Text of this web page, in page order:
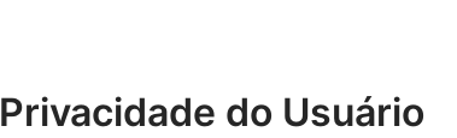
Privacidade do Usuário